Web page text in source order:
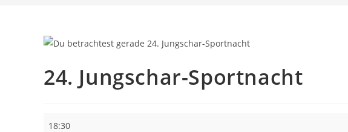
24. Jungschar-Sportnacht
18:30